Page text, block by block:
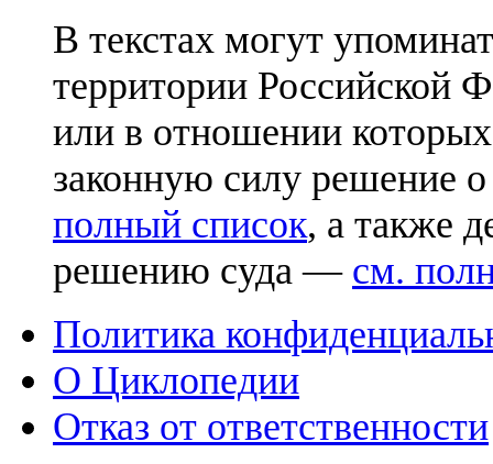
В текстах могут
территории Российской
или в отношении
законную силу решение
полный список, а также
решению суда — см.
Политика
О Циклопедии
Отказ от ответственности